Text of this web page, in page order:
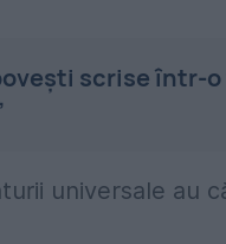
scrise într-
universale au